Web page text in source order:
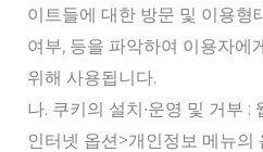
이트들에 대한 방문 및 이용형
여부, 등을 파악하여 이용자에
위해 사용됩니다.
나. 쿠키의 설치∙운영 및 거부 :
인터넷 옵션>개인정보 메뉴의